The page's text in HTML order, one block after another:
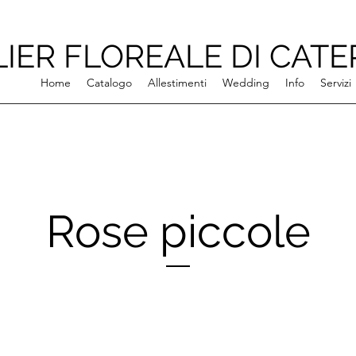
FLOREALE DI
Home Catalogo Allestimenti Wedding Info Servizi
Rose piccole